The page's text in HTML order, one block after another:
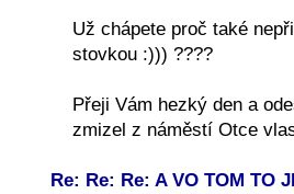
Už chápete proč také
stovkou :))) ????
Přeji Vám hezký den a
zmizel z náměstí Otce
Re: Re: Re: A VO TOM TO